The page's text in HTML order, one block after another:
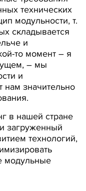
технических
модульности, т.
складывается
и
то момент – я
– мы
и
нам значительно
в нашей стране
загруженный
технологий,
модульные